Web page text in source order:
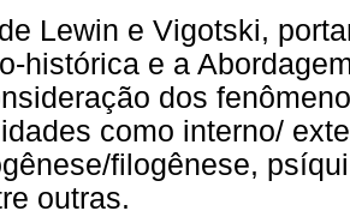
Lewin e Vigotski,
histórica e a
dos
como interno/
filogênese,
outras.